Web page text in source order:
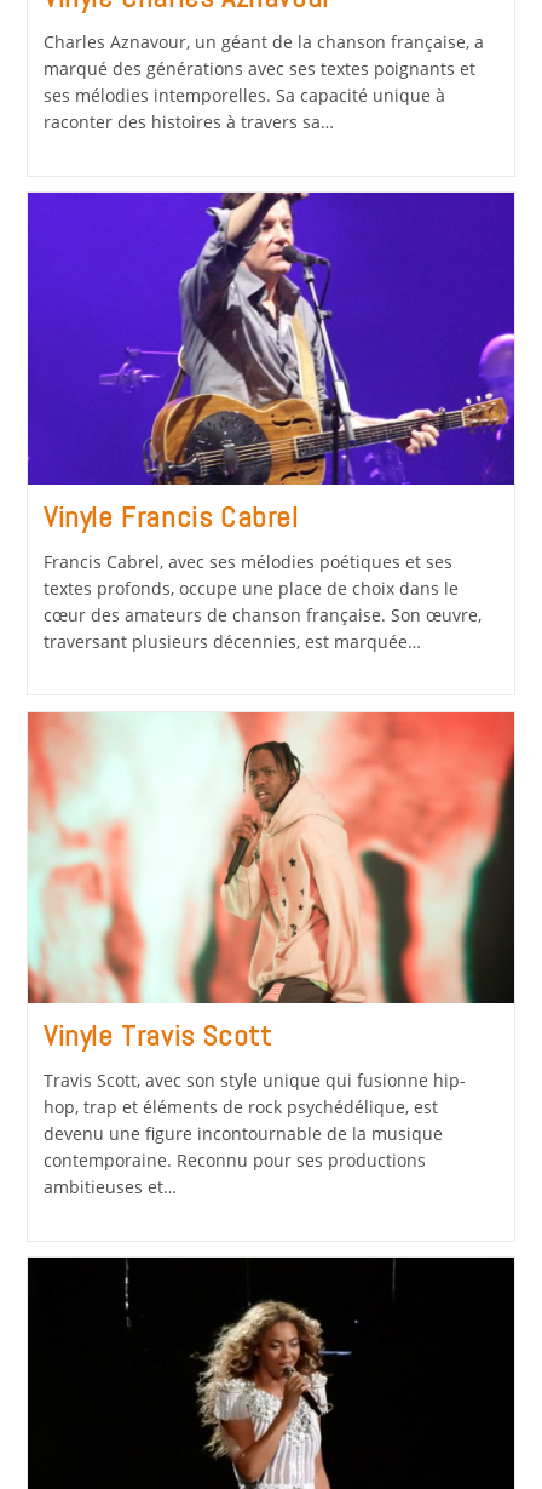
Charles Aznavour, un géant de la chanson française, a
marqué des générations avec ses textes poignants et
ses mélodies intemporelles. Sa capacité unique à
raconter des histoires à travers sa…
Vinyle Francis Cabrel
Francis Cabrel, avec ses mélodies poétiques et ses
textes profonds, occupe une place de choix dans le
cœur des amateurs de chanson française. Son œuvre,
traversant plusieurs décennies, est marquée…
Vinyle Travis Scott
Travis Scott, avec son style unique qui fusionne hip-
hop, trap et éléments de rock psychédélique, est
devenu une figure incontournable de la musique
contemporaine. Reconnu pour ses productions
ambitieuses et…